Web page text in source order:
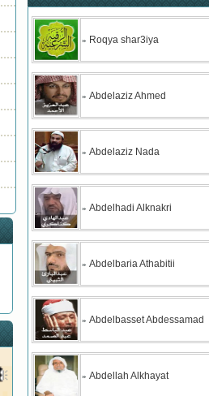
» Roqya shar3iya
» Abdelaziz Ahmed
» Abdelaziz Nada
» Abdelhadi Alknakri
» Abdelbaria Athabitii
» Abdelbasset Abdessamad
» Abdellah Alkhayat